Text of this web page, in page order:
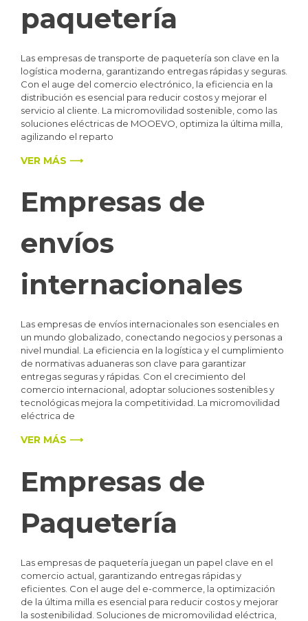
paquetería
Las empresas de transporte de paquetería son clave en la
logística moderna, garantizando entregas rápidas y seguras.
Con el auge del comercio electrónico, la eficiencia en la
distribución es esencial para reducir costos y mejorar el
servicio al cliente. La micromovilidad sostenible, como las
soluciones eléctricas de MOOEVO, optimiza la última milla,
agilizando el reparto
VER MÁS ⟶
Empresas de
envíos
internacionales
Las empresas de envíos internacionales son esenciales en
un mundo globalizado, conectando negocios y personas a
nivel mundial. La eficiencia en la logística y el cumplimiento
de normativas aduaneras son clave para garantizar
entregas seguras y rápidas. Con el crecimiento del
comercio internacional, adoptar soluciones sostenibles y
tecnológicas mejora la competitividad. La micromovilidad
eléctrica de
VER MÁS ⟶
Empresas de
Paquetería
Las empresas de paquetería juegan un papel clave en el
comercio actual, garantizando entregas rápidas y
eficientes. Con el auge del e-commerce, la optimización
de la última milla es esencial para reducir costos y mejorar
la sostenibilidad. Soluciones de micromovilidad eléctrica,